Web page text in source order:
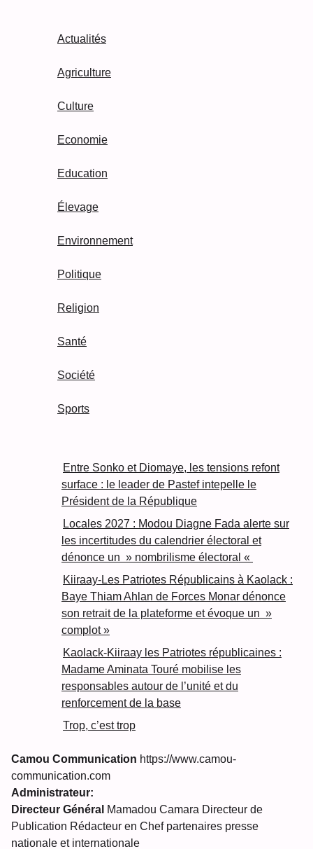
Actualités
Agriculture
Culture
Economie
Education
Élevage
Environnement
Politique
Religion
Santé
Société
Sports
Entre Sonko et Diomaye, les tensions refont
surface : le leader de Pastef intepelle le
Président de la République
Locales 2027 : Modou Diagne Fada alerte sur
les incertitudes du calendrier électoral et
dénonce un » nombrilisme électoral «
Kiiraay-Les Patriotes Républicains à Kaolack :
Baye Thiam Ahlan de Forces Monar dénonce
son retrait de la plateforme et évoque un »
complot »
Kaolack-Kiiraay les Patriotes républicaines :
Madame Aminata Touré mobilise les
responsables autour de l’unité et du
renforcement de la base
Trop, c’est trop
Camou Communication https://www.camou-
communication.com
Administrateur:
Directeur Général Mamadou Camara Directeur de
Publication Rédacteur en Chef partenaires presse
nationale et internationale